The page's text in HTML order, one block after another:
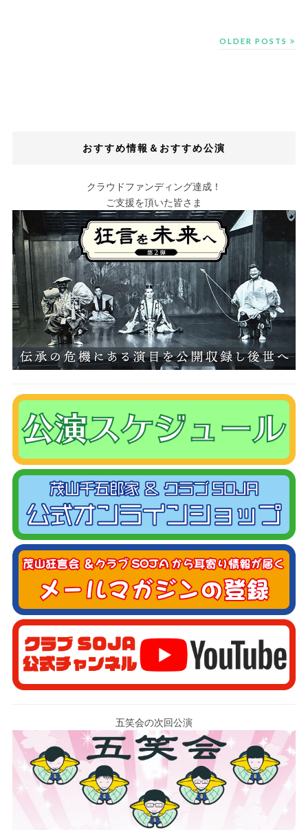
OLDER POSTS
おすすめ情報＆おすすめ公演
クラウドファンディング達成！
ご支援を頂いた皆さま
五笑会の次回公演